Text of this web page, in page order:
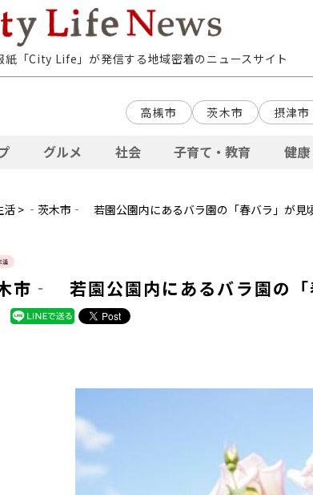
紙「City Life」が発信する地域密着のニュースサイト
高槻市 茨木市 摂津市
グルメ 社会 子育て・教育 健
活 > ‐茨木市‐ 若園公園内にあるバラ園の「春バラ」が見
活
市‐ 若園公園内にあるバラ園の「